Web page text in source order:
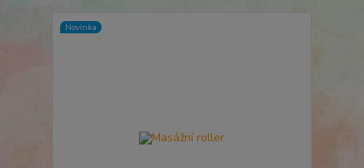
Novinka